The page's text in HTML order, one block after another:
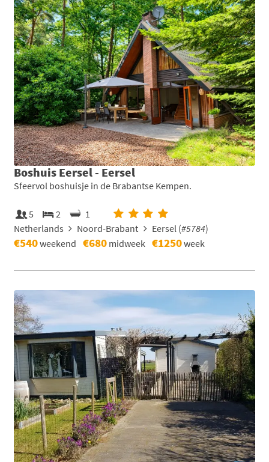
Boshuis Eersel - Eersel
Sfeervol boshuisje in de Brabantse Kempen.
5 2
1
Netherlands
Noord-Brabant Eersel (#5784)
€540weekend €680 midweek €1250week